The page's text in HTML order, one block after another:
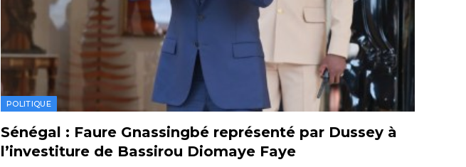
POLITIQUE
Sénégal : Faure Gnassingbé représenté par Dussey à
l’investiture de Bassirou Diomaye Faye